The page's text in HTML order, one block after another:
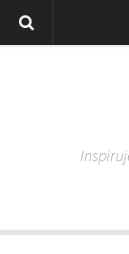
Rodzice